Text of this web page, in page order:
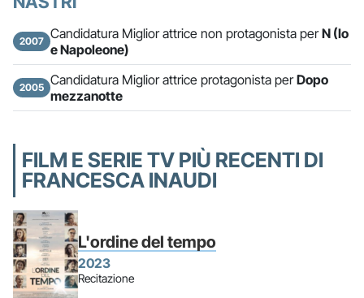
2007 Candidatura Miglior attrice non protagonista perN (Io
e Napoleone)
2005 Candidatura Miglior attrice protagonista perDopo
mezzanotte
FILM E SERIE TV PIÙ RECENTI DI
FRANCESCA INAUDI
L'ordine del tempo
2023
Recitazione